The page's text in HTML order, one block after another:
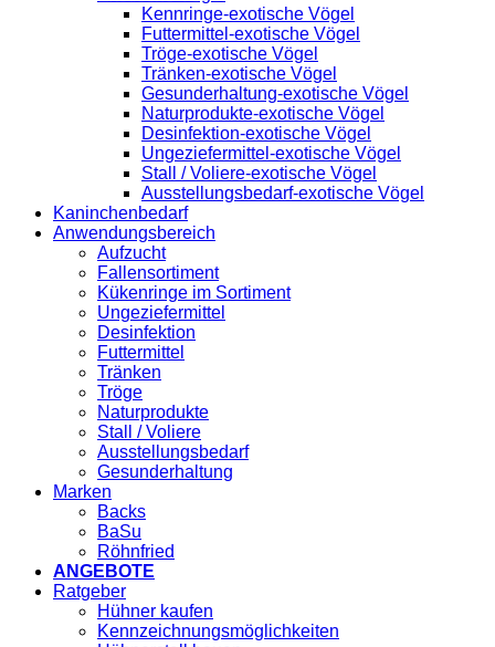
Kennringe-exotische Vögel
Futtermittel-exotische Vögel
Tröge-exotische Vögel
Tränken-exotische Vögel
Gesunderhaltung-exotische Vögel
Naturprodukte-exotische Vögel
Desinfektion-exotische Vögel
Ungeziefermittel-exotische Vögel
Stall / Voliere-exotische Vögel
Ausstellungsbedarf-exotische Vögel
Kaninchenbedarf
Anwendungsbereich
Aufzucht
Fallensortiment
Kükenringe im Sortiment
Ungeziefermittel
Desinfektion
Futtermittel
Tränken
Tröge
Naturprodukte
Stall / Voliere
Ausstellungsbedarf
Gesunderhaltung
Marken
Backs
BaSu
Röhnfried
ANGEBOTE
Ratgeber
Hühner kaufen
Kennzeichnungsmöglichkeiten